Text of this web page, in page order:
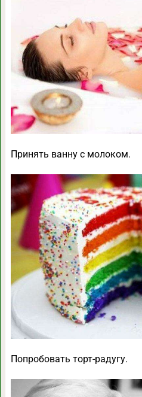
Принять ванну с молоком.
Попробовать торт-радугу.